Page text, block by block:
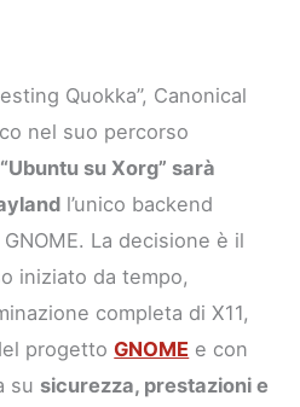
Quokka”, Canonical
nel suo percorso
su Xorg” sarà
l’unico backend
La decisione è il
iniziato da tempo,
completa di X11,
progettoGNOME e con
su sicurezza, prestazioni e